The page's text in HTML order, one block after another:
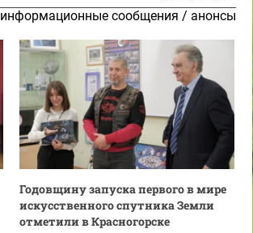
информационные сообщения / анонсы
Годовщину запуска первого в мире
искусственного спутника Земли
отметили в Красногорске